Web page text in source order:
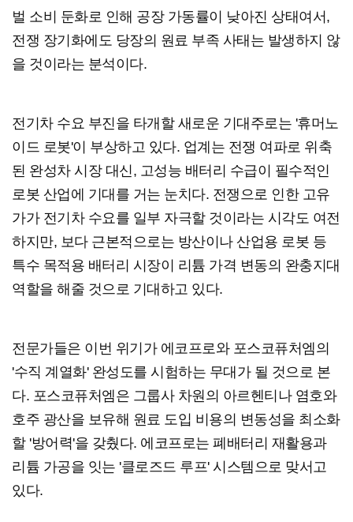
벌 소비 둔화로 인해 공장 가동률이 낮아진 상태여서,
전쟁 장기화에도 당장의 원료 부족 사태는 발생하지 않
을 것이라는 분석이다.
전기차 수요 부진을 타개할 새로운 기대주로는 '휴머노
이드 로봇'이 부상하고 있다. 업계는 전쟁 여파로 위축
된 완성차 시장 대신, 고성능 배터리 수급이 필수적인
로봇 산업에 기대를 거는 눈치다. 전쟁으로 인한 고유
가가 전기차 수요를 일부 자극할 것이라는 시각도 여전
하지만, 보다 근본적으로는 방산이나 산업용 로봇 등
특수 목적용 배터리 시장이 리튬 가격 변동의 완충지대
역할을 해줄 것으로 기대하고 있다.
전문가들은 이번 위기가 에코프로와 포스코퓨처엠의
'수직 계열화' 완성도를 시험하는 무대가 될 것으로 본
다. 포스코퓨처엠은 그룹사 차원의 아르헨티나 염호와
호주 광산을 보유해 원료 도입 비용의 변동성을 최소화
할 '방어력'을 갖췄다. 에코프로는 폐배터리 재활용과
리튬 가공을 잇는 '클로즈드 루프' 시스템으로 맞서고
있다.